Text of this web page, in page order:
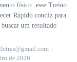
físico. esse Treino
Rápido condiz para
buscar um resultado
de 2026